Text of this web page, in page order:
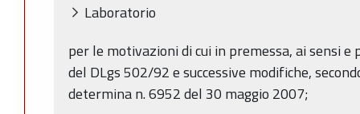
Laboratorio
per le motivazioni di cui in premessa, ai sensi
del DLgs 502/92 e successive modifiche,
determina n. 6952 del 30 maggio 2007;